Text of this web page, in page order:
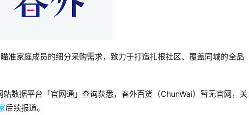
准家庭成员的细分采购需求，致力于打造扎根社区、覆盖同城的全品
站数据平台「官网通」查询获悉，春外百货（ChunWai）暂无官网，关
后续报道。